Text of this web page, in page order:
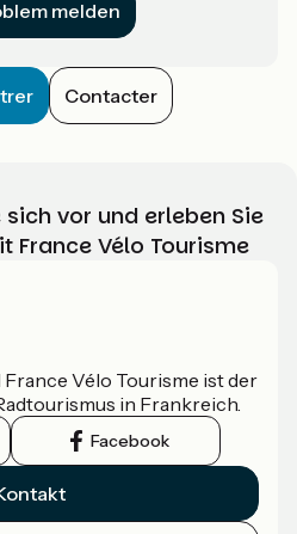
melden
Contacter
sich vor und erleben Sie
France Vélo Tourisme
France Vélo Tourisme ist der
in Frankreich.
Facebook